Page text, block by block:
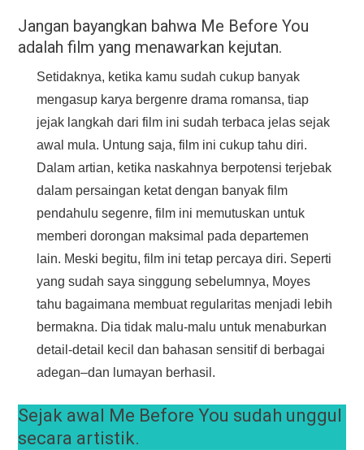
Jangan bayangkan bahwa Me Before You
adalah film yang menawarkan kejutan.
Setidaknya, ketika kamu sudah cukup banyak
mengasup karya bergenre drama romansa, tiap
jejak langkah dari film ini sudah terbaca jelas sejak
awal mula. Untung saja, film ini cukup tahu diri.
Dalam artian, ketika naskahnya berpotensi terjebak
dalam persaingan ketat dengan banyak film
pendahulu segenre, film ini memutuskan untuk
memberi dorongan maksimal pada departemen
lain. Meski begitu, film ini tetap percaya diri. Seperti
yang sudah saya singgung sebelumnya, Moyes
tahu bagaimana membuat regularitas menjadi lebih
bermakna. Dia tidak malu-malu untuk menaburkan
detail-detail kecil dan bahasan sensitif di berbagai
adegan–dan lumayan berhasil.
Sejak awal Me Before You sudah unggul
secara artistik.